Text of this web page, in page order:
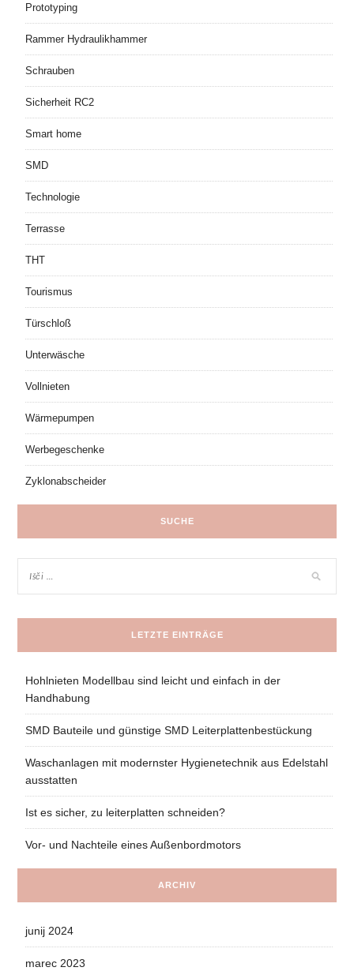
Prototyping
Rammer Hydraulikhammer
Schrauben
Sicherheit RC2
Smart home
SMD
Technologie
Terrasse
THT
Tourismus
Türschloß
Unterwäsche
Vollnieten
Wärmepumpen
Werbegeschenke
Zyklonabscheider
SUCHE
LETZTE EINTRÄGE
Hohlnieten Modellbau sind leicht und einfach in der
Handhabung
SMD Bauteile und günstige SMD Leiterplattenbestückung
Waschanlagen mit modernster Hygienetechnik aus Edelstahl
ausstatten
Ist es sicher, zu leiterplatten schneiden?
Vor- und Nachteile eines Außenbordmotors
ARCHIV
junij 2024
marec 2023